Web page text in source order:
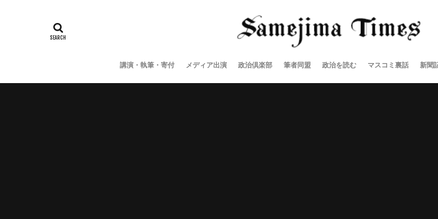
講演・執筆・寄付 メディア出演 政治倶楽部 筆者同盟 政治を読む マスコミ裏話 新聞